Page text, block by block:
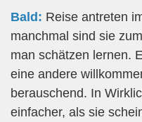
Bald: Reise antreten
manchmal sind sie
man schätzen lernen.
eine andere
berauschend. In
einfacher, als sie